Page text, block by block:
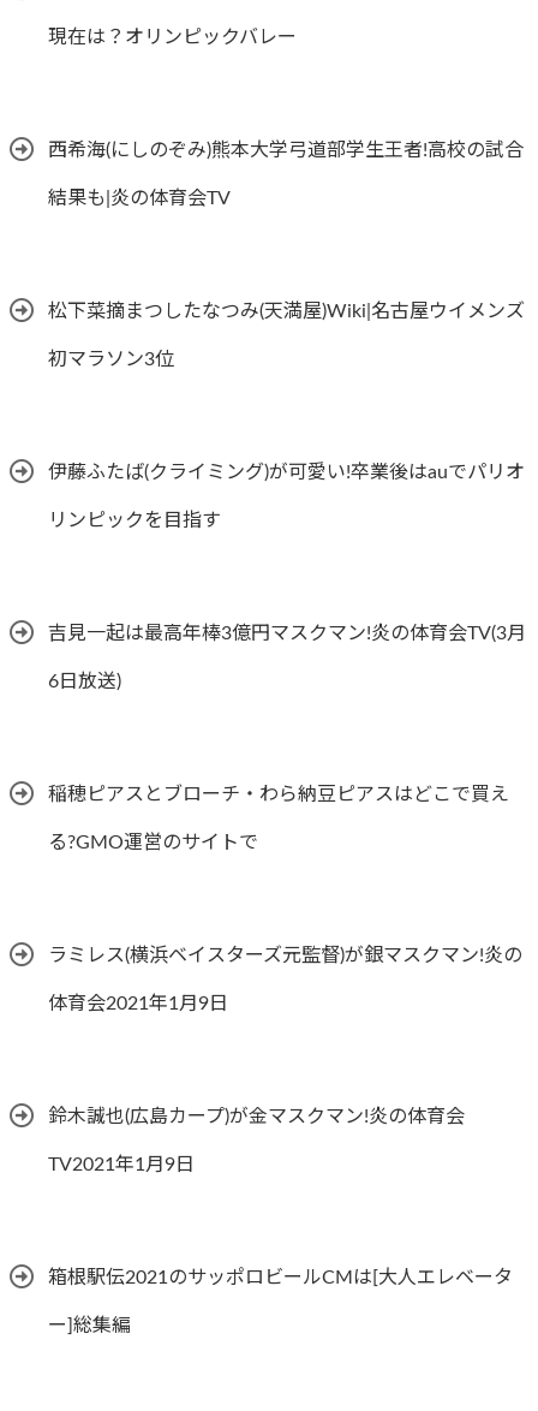
現在は？オリンピックバレー
西希海(にしのぞみ)熊本大学弓道部学生王者!高校の試合
結果も|炎の体育会TV
松下菜摘まつしたなつみ(天満屋)Wiki|名古屋ウイメンズ
初マラソン3位
伊藤ふたば(クライミング)が可愛い!卒業後はauでパリオ
リンピックを目指す
吉見一起は最高年棒3億円マスクマン!炎の体育会TV(3月
6日放送)
稲穂ピアスとブローチ・わら納豆ピアスはどこで買え
る?GMO運営のサイトで
ラミレス(横浜ベイスターズ元監督)が銀マスクマン!炎の
体育会2021年1月9日
鈴木誠也(広島カープ)が金マスクマン!炎の体育会
TV2021年1月9日
箱根駅伝2021のサッポロビールCMは[大人エレベータ
ー]総集編